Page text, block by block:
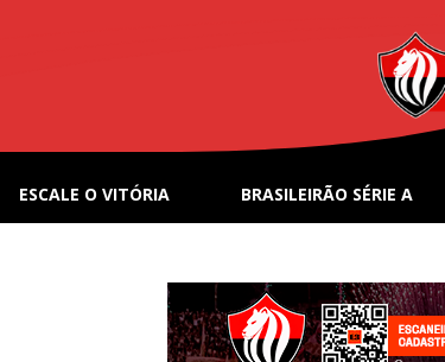
ESCALE O VITÓRIA BRASILEIRÃO SÉRIE A